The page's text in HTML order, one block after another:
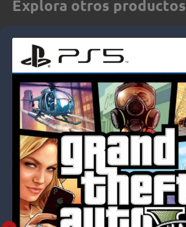
Explora otros productos